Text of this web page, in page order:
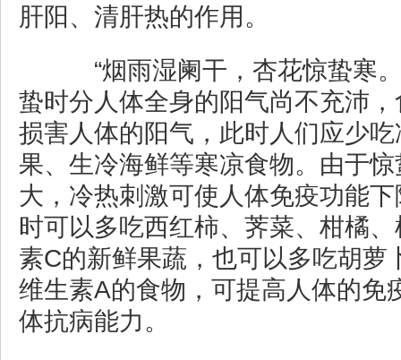
肝阳、清肝热的作用。
“烟雨湿阑干，杏花惊蛰寒。
蛰时分人体全身的阳气尚不充沛
损害人体的阳气，此时人们应少
果、生冷海鲜等寒凉食物。由于
大，冷热刺激可使人体免疫功能
时可以多吃西红柿、荠菜、柑橘
素C的新鲜果蔬，也可以多吃胡萝
维生素A的食物，可提高人体的免
体抗病能力。